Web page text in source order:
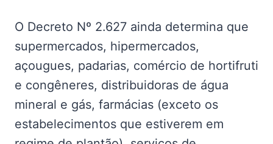
O Decreto Nº 2.627 ainda determina que
supermercados, hipermercados,
açougues, padarias, comércio de hortifruti
e congêneres, distribuidoras de água
mineral e gás, farmácias (exceto os
estabelecimentos que estiverem em